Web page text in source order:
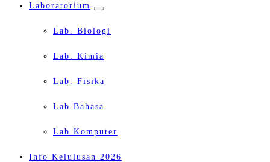
Laboratorium
Lab. Biologi
Lab. Kimia
Lab. Fisika
Lab Bahasa
Lab Komputer
Info Kelulusan 2026